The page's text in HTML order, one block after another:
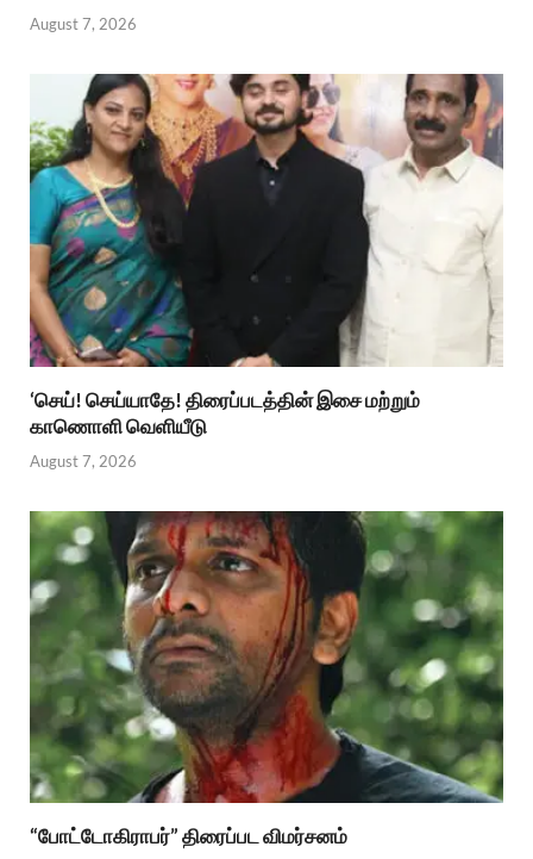
August 7, 2026
‘செய்! செய்யாதே! திரைப்படத்தின் இசை மற்றும்
காணொளி வெளியீடு
August 7, 2026
“போட்டோகிராபர்” திரைப்பட விமர்சனம்